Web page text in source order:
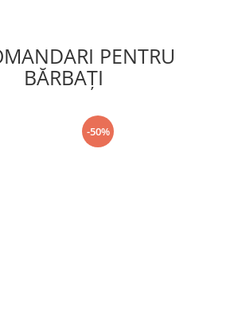
PENTRU
BĂRBAŢI
-50%